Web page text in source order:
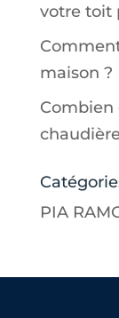
votre toit
maison ?
Combien
PIA